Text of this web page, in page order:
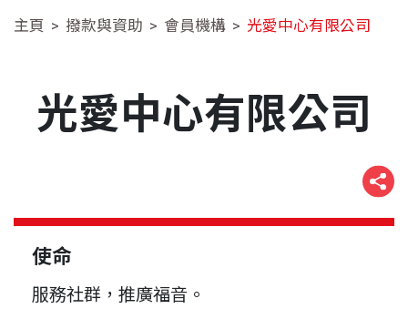
主頁 撥款與資助 會員機構 光愛中心有限公司
光愛中心有限公司
使命
服務社群，推廣福音。